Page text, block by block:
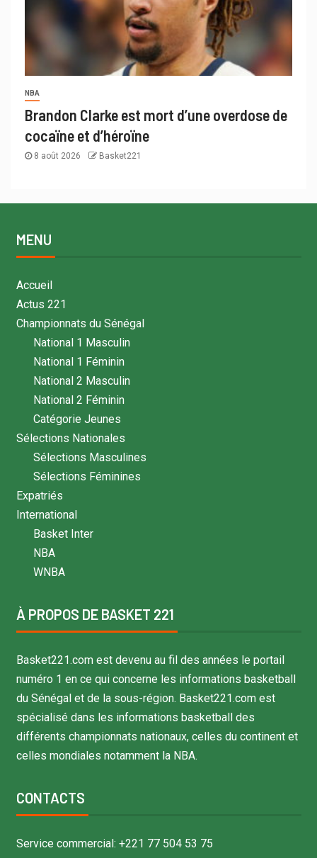
NBA
Brandon Clarke est mort d’une overdose de
cocaïne et d’héroïne
8 août 2026 Basket221
MENU
Accueil
Actus 221
Championnats du Sénégal
National 1 Masculin
National 1 Féminin
National 2 Masculin
National 2 Féminin
Catégorie Jeunes
Sélections Nationales
Sélections Masculines
Sélections Féminines
Expatriés
International
Basket Inter
NBA
WNBA
À PROPOS DE BASKET 221
Basket221.com est devenu au fil des années le portail
numéro 1 en ce qui concerne les informations basketball
du Sénégal et de la sous-région. Basket221.com est
spécialisé dans les informations basketball des
différents championnats nationaux, celles du continent et
celles mondiales notamment la NBA.
CONTACTS
Service commercial: +221 77 504 53 75